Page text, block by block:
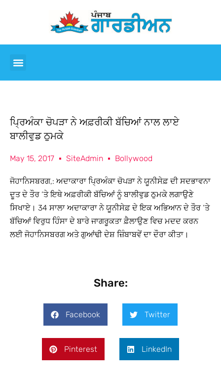
ਪ੍ਰਿਅੰਕਾ ਚੋਪੜਾ ਨੇ ਅਫ਼ਰੀਕੀ ਬੱਚਿਆਂ ਨਾਲ ਲਾਏ
ਬਾਲੀਵੁਡ ਠੁਮਕੇ
May 15, 2017 SiteAdmin Bollywood
ਜੋਹਾਨਿਸਬਰਗ,: ਅਦਾਕਾਰਾ ਪ੍ਰਿਅੰਕਾ ਚੋਪੜਾ ਨੇ ਯੂਨੀਸੇਫ਼ ਦੀ ਸਦਭਾਵਨਾ
ਦੂਤ ਦੇ ਤੌਰ ‘ਤੇ ਇਥੇ ਅਫ਼ਰੀਕੀ ਬੱਚਿਆਂ ਨੂੰ ਬਾਲੀਵੁਡ ਠੁਮਕੇ ਲਗਾਉਣੇ
ਸਿਖਾਏ। 34 ਸਾਲਾ ਅਦਾਕਾਰਾ ਨੇ ਯੂਨੀਸੇਫ਼ ਦੇ ਇਕ ਅਭਿਆਨ ਦੇ ਤੌਰ ‘ਤੇ
ਬੱਚਿਆਂ ਵਿਰੁਧ ਹਿੰਸਾ ਦੇ ਬਾਰੇ ਜਾਗਰੂਕਤਾ ਫ਼ੈਲਾਉਣ ਵਿਚ ਮਦਦ ਕਰਨ
ਲਈ ਜੋਹਾਨਿਸਬਰਗ ਅਤੇ ਗੁਆਂਢੀ ਦੇਸ਼ ਜ਼ਿੰਬਾਬਵੇਂ ਦਾ ਦੌਰਾ ਕੀਤਾ।
Share:
Facebook Twitter
Pinterest LinkedIn